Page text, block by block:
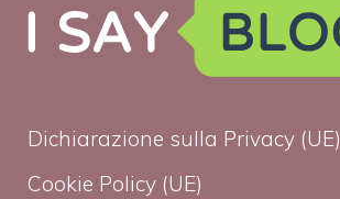
Dichiarazione sulla Privacy (UE)
Cookie Policy (UE)